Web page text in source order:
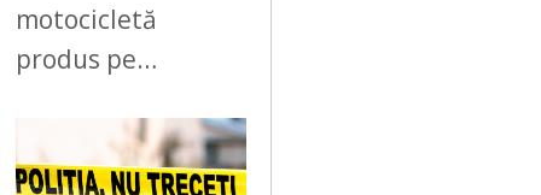
motocicletă
produs pe…